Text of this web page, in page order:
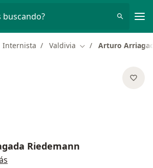
buscando?
Internista Valdivia Cambiar de ciudad
Arturo
Riedemann